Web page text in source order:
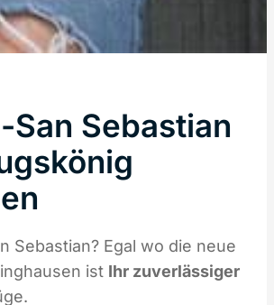
Sebastian
Sebastian? Egal wo die neue
ist Ihr zuverlässiger